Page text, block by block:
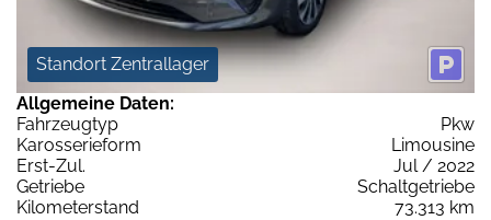
Standort Zentrallager
Allgemeine Daten:
Fahrzeugtyp
Pkw
Karosserieform
Limousine
Erst-Zul.
Jul / 2022
Getriebe
Schaltgetriebe
Kilometerstand
73.313 km